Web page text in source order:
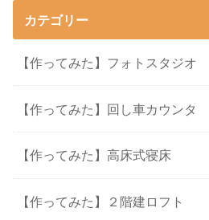
カテゴリー
【作ってみた】フォトスタジオ
【作ってみた】回し車カウンタ
【作ってみた】高床式寝床
【作ってみた】２階建ロフト